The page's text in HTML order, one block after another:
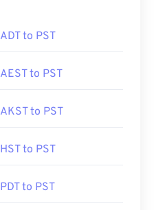
ADT to PST
AEST to PST
AKST to PST
HST to PST
PDT to PST